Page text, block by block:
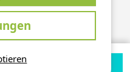
and the GooglePrivacy Policy